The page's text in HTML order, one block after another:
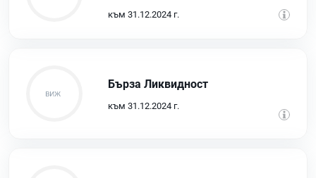
към 31.12.2024 г.
Бърза Ликвидност
към 31.12.2024 г.